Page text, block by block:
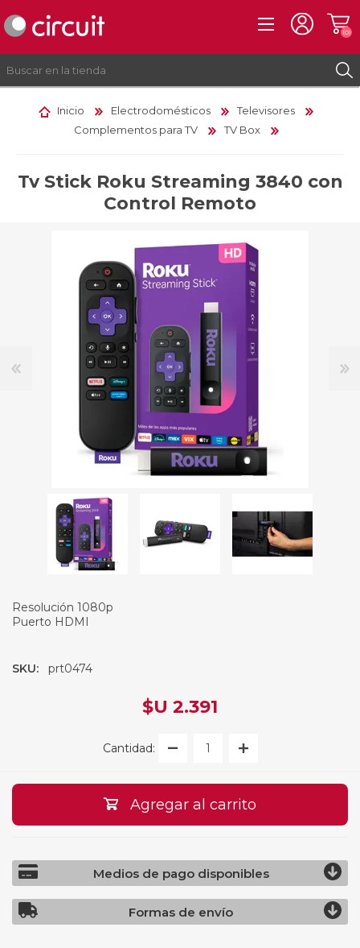
REGISTRO
(0)
Inicio Electrodomésticos
Televisores
Complementos para TV
TV Box
Tv Stick Roku Streaming 3840 con
Control Remoto
Resolución 1080p
Puerto HDMI
SKU: prt0474
$U 2.391
Cantidad:
Agregar al carrito
Medios de pago disponibles
Formas de envío